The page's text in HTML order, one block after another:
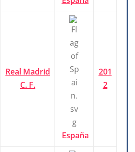
Real Madrid
C. F.
España
201
2